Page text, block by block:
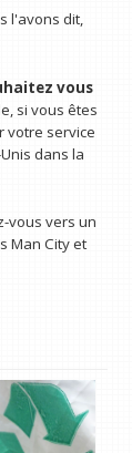
l'avons dit,
vous
si vous êtes
votre service
dans la
vous vers un
Man City et